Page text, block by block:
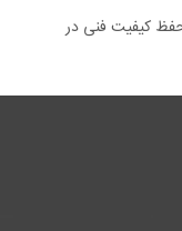
کیفیت فنی در